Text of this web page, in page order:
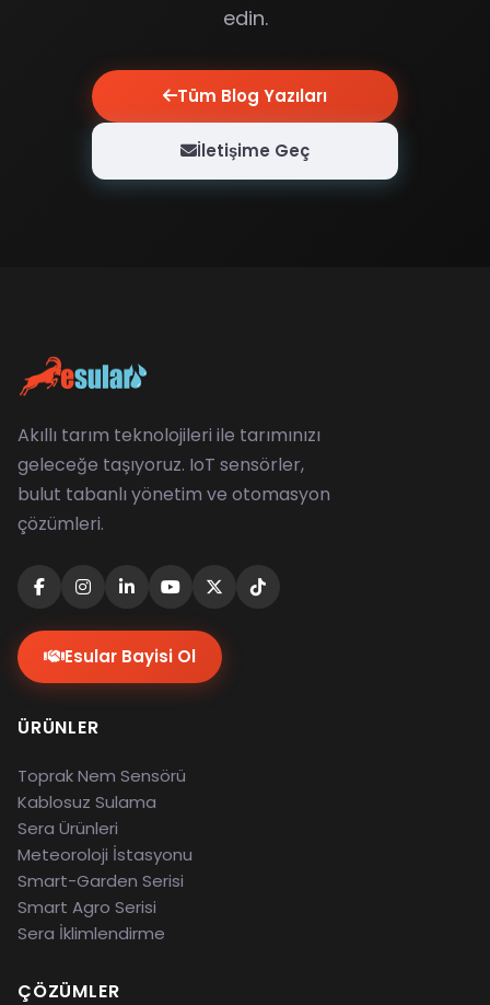
edin.
Tüm Blog Yazıları
İletişime Geç
Akıllı tarım teknolojileri ile tarımınızı
geleceğe taşıyoruz. IoT sensörler,
bulut tabanlı yönetim ve otomasyon
çözümleri.
Esular Bayisi Ol
ÜRÜNLER
Toprak Nem Sensörü
Kablosuz Sulama
Sera Ürünleri
Meteoroloji İstasyonu
Smart-Garden Serisi
Smart Agro Serisi
Sera İklimlendirme
ÇÖZÜMLER